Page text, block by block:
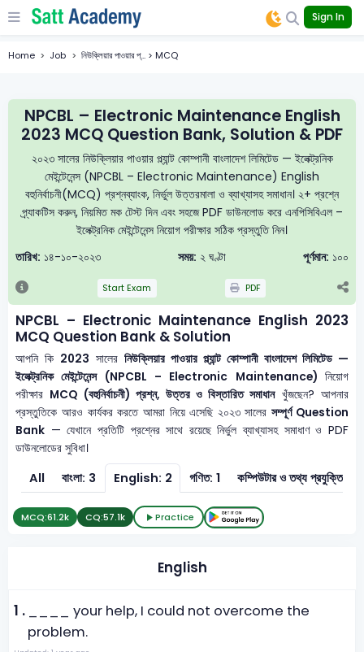
Sign In
Home Job নিউক্লিয়ার পাওয়ার প্... > MCQ
NPCBL – Electronic Maintenance English
2023 MCQ Question Bank, Solution & PDF
২০২৩ সালের নিউক্লিয়ার পাওয়ার প্ল্যান্ট কোম্পানী বাংলাদেশ লিমিটেড — ইলেক্ট্রনিক
মেইন্টেনেন্স (NPCBL – Electronic Maintenance) English
বহুনির্বাচনী(MCQ) প্রশ্নব্যাংক, নির্ভুল উত্তরমালা ও ব্যাখ্যাসহ সমাধান। ২+ প্রশ্নে
প্র্যাকটিস করুন, নিয়মিত মক টেস্ট দিন এবং সহজে PDF ডাউনলোড করে এনপিসিবিএল –
ইলেক্ট্রনিক মেইন্টেনেন্স নিয়োগ পরীক্ষার সঠিক প্রস্তুতি নিন।
তারিখ: ১৪-১০-২০২৩ সময়: ২ ঘণ্টা পূর্ণমান: ১০০
Start Exam PDF
NPCBL – Electronic Maintenance English 2023
MCQ Question Bank & Solution
আপনি কি 2023 সালেরনিউক্লিয়ার পাওয়ার প্ল্যান্ট কোম্পানী বাংলাদেশ লিমিটেড —
ইলেক্ট্রনিক মেইন্টেনেন্স (NPCBL – Electronic Maintenance) নিয়োগ
পরীক্ষার MCQ (বহুনির্বাচনী) প্রশ্ন, উত্তর ও বিস্তারিত সমাধানখুঁজছেন? আপনার
প্রস্তুতিকে আরও কার্যকর করতে আমরা নিয়ে এসেছি ২০২৩ সালেরসম্পূর্ণ Question
Bank — যেখানে প্রতিটি প্রশ্নের সাথে রয়েছে নির্ভুল ব্যাখ্যাসহ সমাধাণ ও PDF
ডাউনলোডের সুবিধা।
All বাংলা: 3 English: 2 গণিত: 1 কম্পিউটার ও তথ্য
MCQ:61.2k CQ:57.1k Practice
English
1 .
____ your help, I could not overcome the
problem.